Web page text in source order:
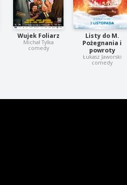
Wujek Foliarz
Michał Tylka
comedy
Listy do M.
Pożegnania i
powroty
Łukasz Jaworski
comedy